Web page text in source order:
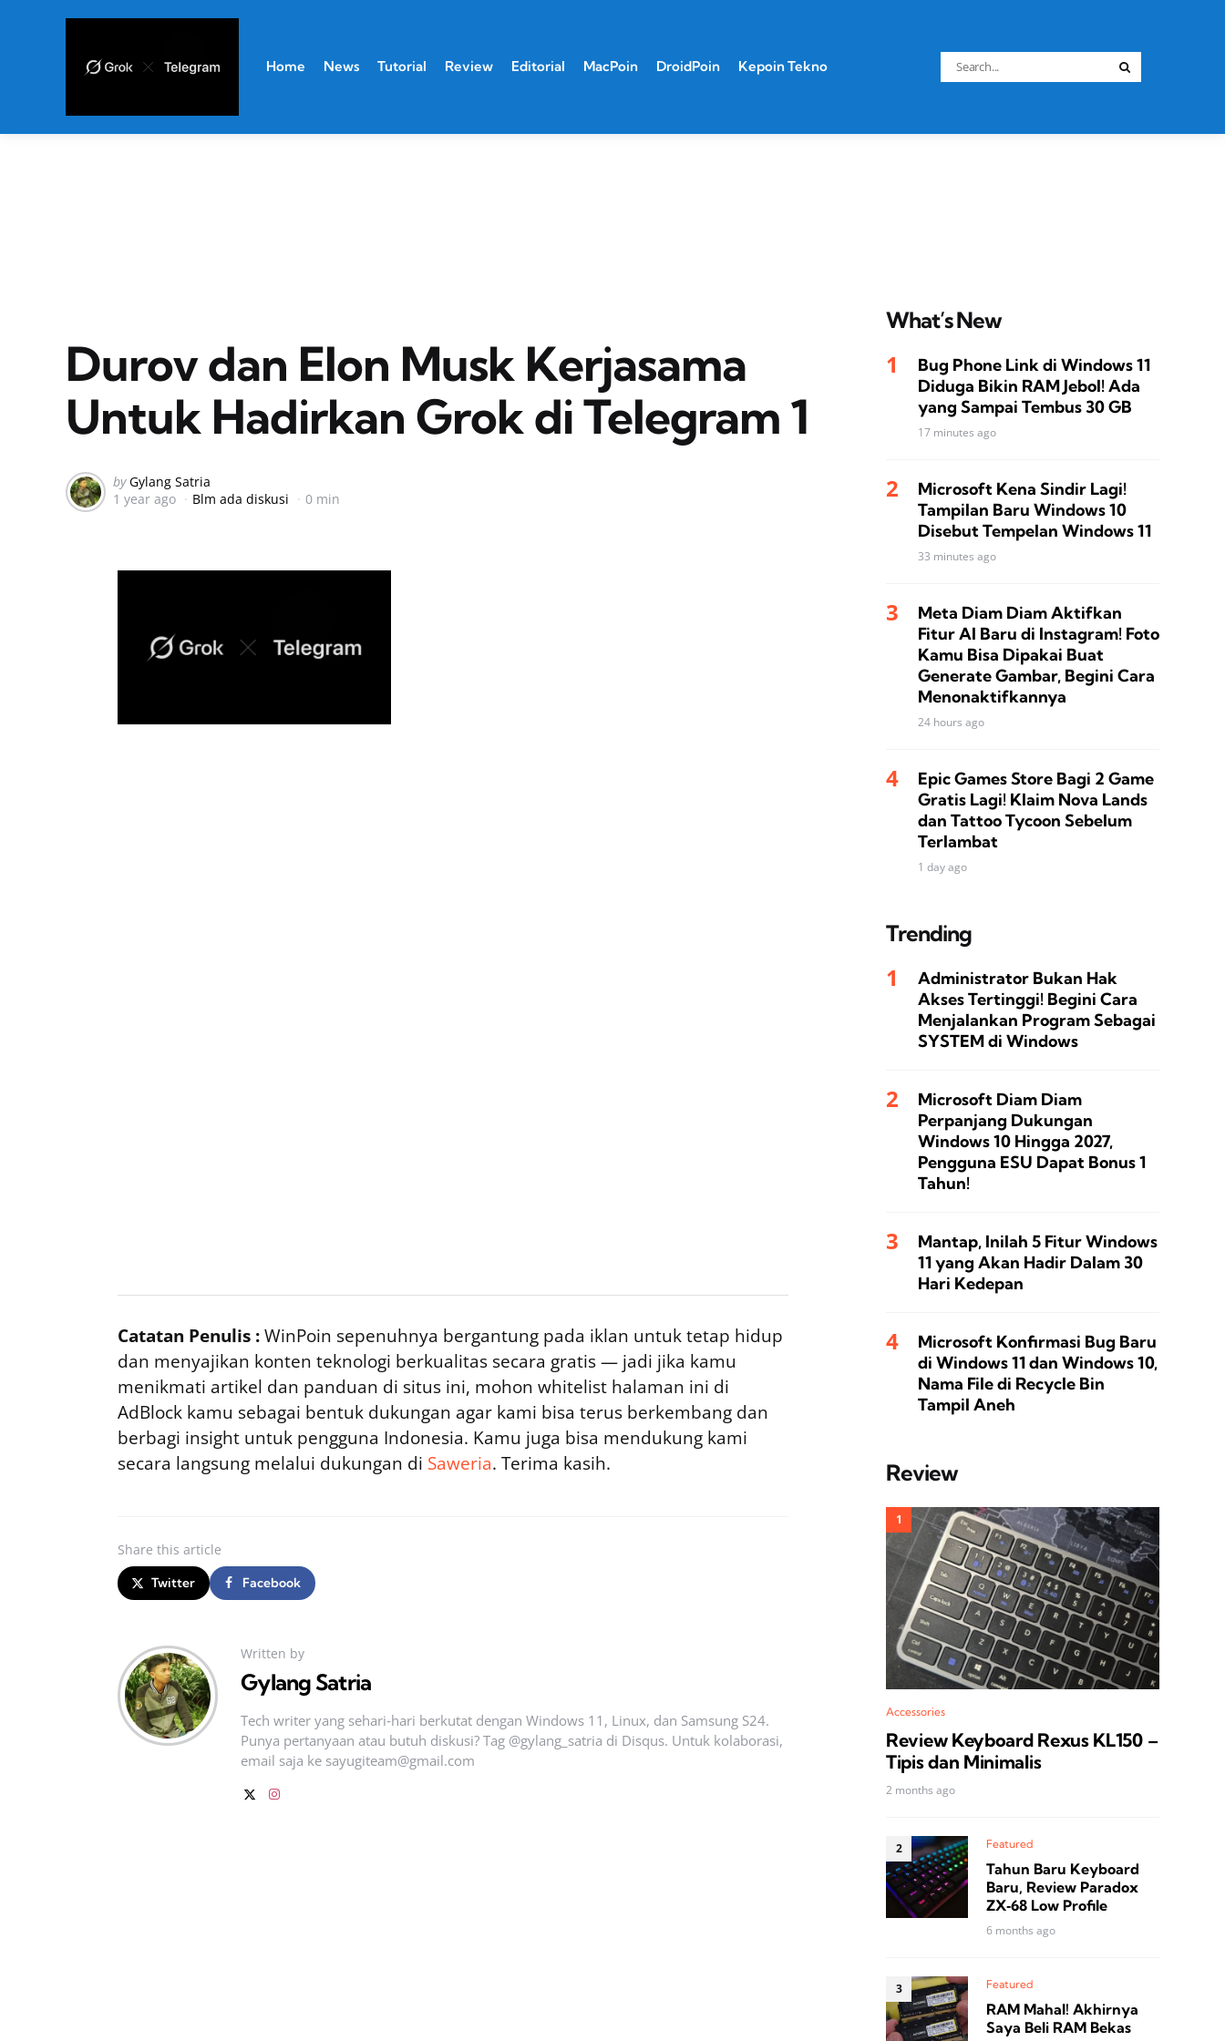
Home News Tutorial Review Editorial MacPoin DroidPoin Kepoin Tekno
Search
for:
Durov dan Elon Musk Kerjasama
Untuk Hadirkan Grok di Telegram 1
Posted
by
by Gylang Satria
1 year ago
Blm ada diskusi 0 min
Catatan Penulis :WinPoin sepenuhnya bergantung pada iklan untuk tetap hidup
dan menyajikan konten teknologi berkualitas secara gratis — jadi jika kamu
menikmati artikel dan panduan di situs ini, mohon whitelist halaman ini di
AdBlock kamu sebagai bentuk dukungan agar kami bisa terus berkembang dan
berbagi insight untuk pengguna Indonesia. Kamu juga bisa mendukung kami
secara langsung melalui dukungan di Saweria. Terima kasih.
Share this article
Twitter Facebook
Written by
Gylang Satria
Tech writer yang sehari‑hari berkutat dengan Windows 11, Linux, dan Samsung S24.
Punya pertanyaan atau butuh diskusi? Tag @gylang_satria di Disqus. Untuk kolaborasi,
email saja ke sayugiteam@gmail.com
What’s New
Bug Phone Link di Windows 11
Diduga Bikin RAM Jebol! Ada
yang Sampai Tembus 30 GB
17 minutes ago
Microsoft Kena Sindir Lagi!
Tampilan Baru Windows 10
Disebut Tempelan Windows 11
33 minutes ago
Meta Diam Diam Aktifkan
Fitur AI Baru di Instagram! Foto
Kamu Bisa Dipakai Buat
Generate Gambar, Begini Cara
Menonaktifkannya
24 hours ago
Epic Games Store Bagi 2 Game
Gratis Lagi! Klaim Nova Lands
dan Tattoo Tycoon Sebelum
Terlambat
1 day ago
Trending
Administrator Bukan Hak
Akses Tertinggi! Begini Cara
Menjalankan Program Sebagai
SYSTEM di Windows
Microsoft Diam Diam
Perpanjang Dukungan
Windows 10 Hingga 2027,
Pengguna ESU Dapat Bonus 1
Tahun!
Mantap, Inilah 5 Fitur Windows
11 yang Akan Hadir Dalam 30
Hari Kedepan
Microsoft Konfirmasi Bug Baru
di Windows 11 dan Windows 10,
Nama File di Recycle Bin
Tampil Aneh
Review
Accessories
Review Keyboard Rexus KL150 –
Tipis dan Minimalis
2 months ago
Featured
Tahun Baru Keyboard
Baru, Review Paradox
ZX‑68 Low Profile
6 months ago
Featured
RAM Mahal! Akhirnya
Saya Beli RAM Bekas